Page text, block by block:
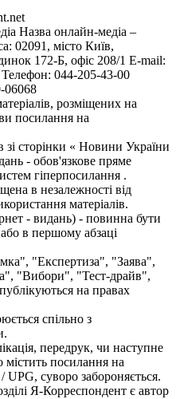
Назва онлайн-медіа –
02091, місто Київ,
172-Б, офіс 208/1 E-mail:
Телефон: 044-205-43-00
06068
розміщених на
посилання на
зі сторінки « Новини України
- обов'язкове пряме
гіперпосилання .
в незалежності від
матеріалів.
- видань) - повинна бути
в першому абзаці
"Експертиза", "Заява",
"Вибори", "Тест-драйв",
на правах
спільно з
передрук, чи наступне
посилання на
UPG, суворо забороняється.
Я-Корреспондент є автор